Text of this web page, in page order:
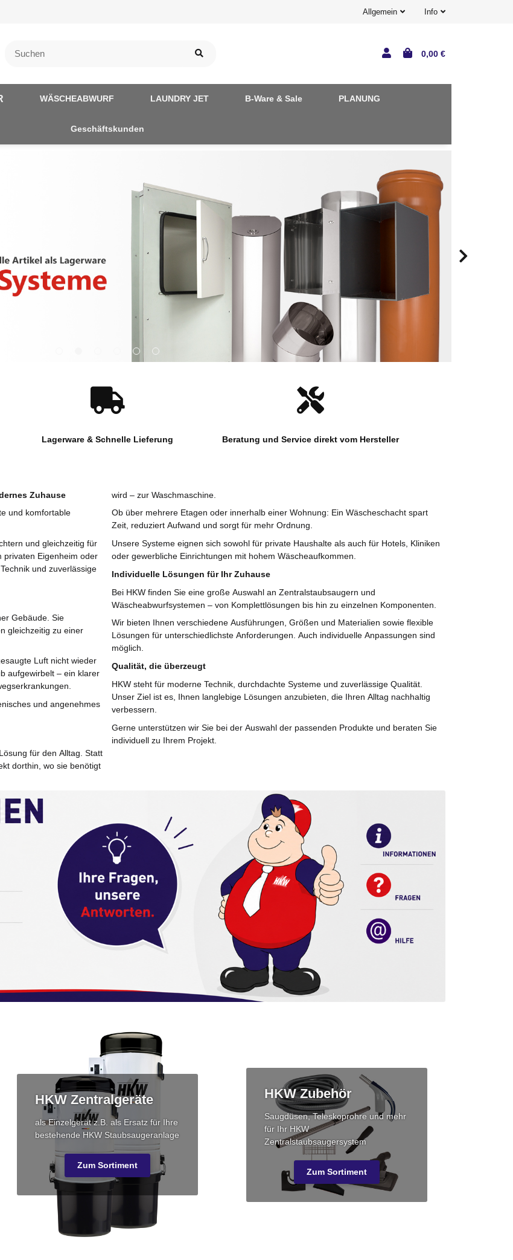
Allgemein Info
0,00 €
WÄSCHEABWURF LAUNDRY JET B-Ware & Sale PLANUNG
Geschäftskunden
Lagerware & Schnelle Lieferung Beratung und Service direkt vom Hersteller
Zuhause
und komfortable
und gleichzeitig für
privaten Eigenheim oder
und zuverlässige
Gebäude. Sie
gleichzeitig zu einer
Luft nicht wieder
aufgewirbelt – ein klarer
und angenehmes
für den Alltag. Statt
dorthin, wo sie benötigt
wird – zur Waschmaschine.
Ob über mehrere Etagen oder innerhalb einer Wohnung: Ein Wäscheschacht spart
Zeit, reduziert Aufwand und sorgt für mehr Ordnung.
Unsere Systeme eignen sich sowohl für private Haushalte als auch für Hotels, Kliniken
oder gewerbliche Einrichtungen mit hohem Wäscheaufkommen.
Individuelle Lösungen für Ihr Zuhause
Bei HKW finden Sie eine große Auswahl an Zentralstaubsaugern und
Wäscheabwurfsystemen – von Komplettlösungen bis hin zu einzelnen Komponenten.
Wir bieten Ihnen verschiedene Ausführungen, Größen und Materialien sowie flexible
Lösungen für unterschiedlichste Anforderungen. Auch individuelle Anpassungen sind
möglich.
Qualität, die überzeugt
HKW steht für moderne Technik, durchdachte Systeme und zuverlässige Qualität.
Unser Ziel ist es, Ihnen langlebige Lösungen anzubieten, die Ihren Alltag nachhaltig
verbessern.
Gerne unterstützen wir Sie bei der Auswahl der passenden Produkte und beraten Sie
individuell zu Ihrem Projekt.
HKW Zentralgeräte
als Einzelgerät z.B. als Ersatz für Ihre
bestehende HKW Staubsaugeranlage
Zum Sortiment
HKW Zubehör
Saugdüsen, Teleskoprohre und mehr
für Ihr HKW
Zentralstaubsaugersystem
Zum Sortiment